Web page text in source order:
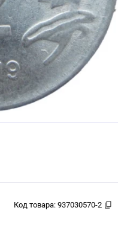
Код товара: 937030570-2